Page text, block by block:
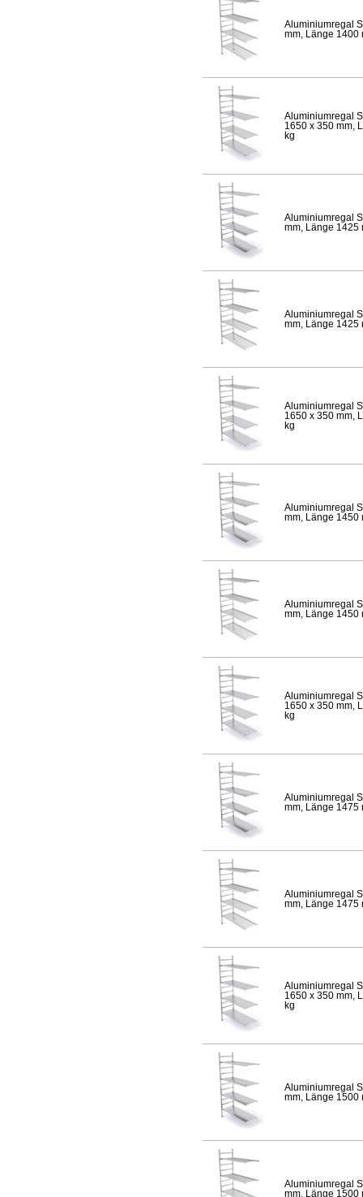
Aluminiumregal
mm, Länge 1400
Aluminiumregal
1650 x 350 mm,
kg
Aluminiumregal
mm, Länge 1425
Aluminiumregal
mm, Länge 1425
Aluminiumregal
1650 x 350 mm,
kg
Aluminiumregal
mm, Länge 1450
Aluminiumregal
mm, Länge 1450
Aluminiumregal
1650 x 350 mm,
kg
Aluminiumregal
mm, Länge 1475
Aluminiumregal
mm, Länge 1475
Aluminiumregal
1650 x 350 mm,
kg
Aluminiumregal
mm, Länge 1500
Aluminiumregal
mm, Länge 1500